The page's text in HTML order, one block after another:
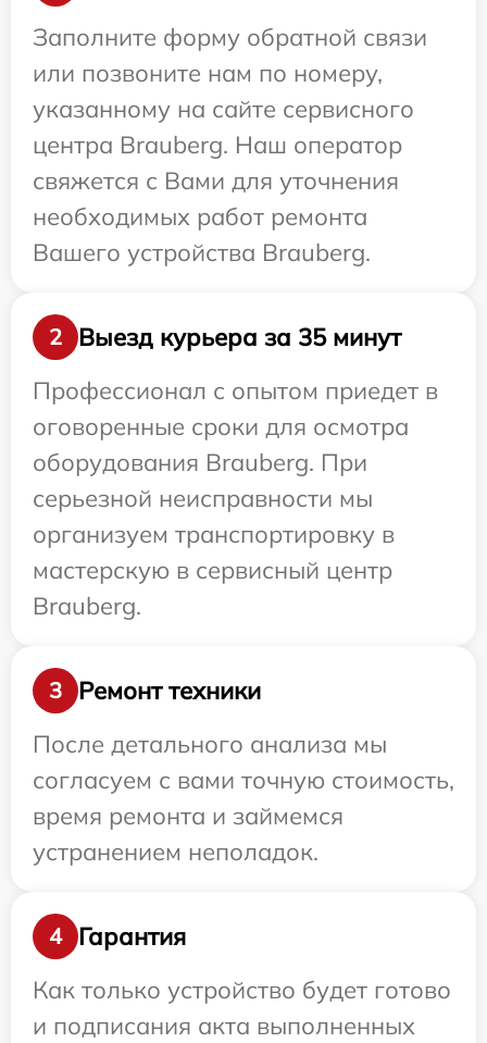
Заполните форму обратной связи
или позвоните нам по номеру,
указанному на сайте сервисного
центра Brauberg. Наш оператор
свяжется с Вами для уточнения
необходимых работ ремонта
Вашего устройства Brauberg.
2
Выезд курьера за 35 минут
Профессионал с опытом приедет в
оговоренные сроки для осмотра
оборудования Brauberg. При
серьезной неисправности мы
организуем транспортировку в
мастерскую в сервисный центр
Brauberg.
3
Ремонт техники
После детального анализа мы
согласуем с вами точную стоимость,
время ремонта и займемся
устранением неполадок.
4
Гарантия
Как только устройство будет готово
и подписания акта выполненных